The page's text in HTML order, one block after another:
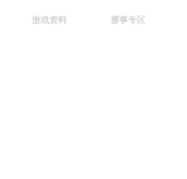
游戏资料 赛事专区